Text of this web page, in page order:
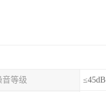
音等级 ≤45dB